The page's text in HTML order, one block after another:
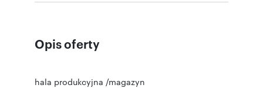
Opis oferty
hala produkcyjna /magazyn